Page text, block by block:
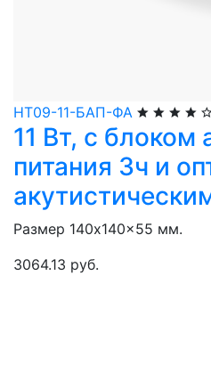
НТ09-11-БАП-ФА
11 Вт, с блоком
питания 3ч и
Размер 140x140x55 мм.
3064.13 руб.